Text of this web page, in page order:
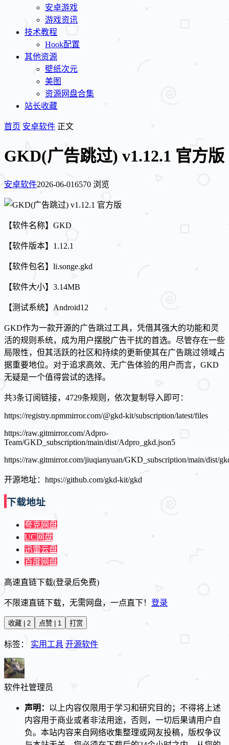
安卓游戏
游戏资讯
技术教程
Hook配置
其他资源
壁纸次元
美图
资源网盘合集
站长收藏
首页 安卓软件 正文
GKD(广告跳过) v1.12.1 官方版
安卓软件2026-06-016570 浏览
【软件名称】GKD
【软件版本】1.12.1
【软件包名】li.songe.gkd
【软件大小】3.14MB
【测试系统】Android12
GKD作为一款开源的广告跳过工具，凭借其强大的功能和灵
活的规则系统，成为用户摆脱广告干扰的首选。尽管存在一些
局限性，但其活跃的社区和持续的更新使其在广告跳过领域占
据重要地位。对于追求高效、无广告体验的用户而言，GKD
无疑是一个值得尝试的选择。
共3条订阅链接，4729条规则，依次复制导入即可：
https://registry.npmmirror.com/@gkd-kit/subscription/latest/files
https://raw.gitmirror.com/Adpro-
Team/GKD_subscription/main/dist/Adpro_gkd.json5
https://raw.gitmirror.com/jiuqianyuan/GKD_subscription/main/dist/
开源地址：https://github.com/gkd-kit/gkd
下载地址
夸克网盘
UC网盘
迅雷云盘
百度网盘
高速直链下载(登录后免费)
不限速直链下载，无需网盘，一点直下！ 登录
收藏 | 2 点赞 | 1 打赏
标签： 实用工具 开源软件
软件社管理员
声明： 以上内容仅限用于学习和研究目的；不得将上述
内容用于商业或者非法用途，否则，一切后果请用户自
负。本站内容来自网络收集整理或网友投稿，版权争议